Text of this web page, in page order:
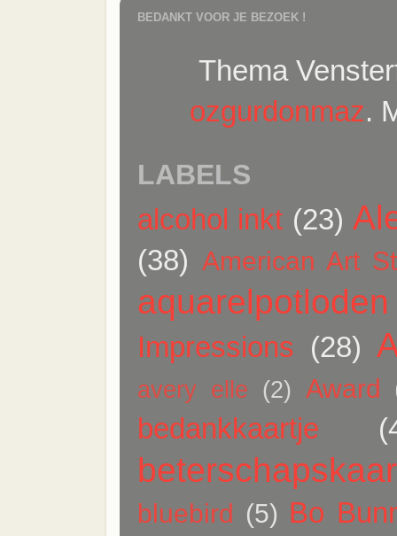
BEDANKT VOOR JE BEZOEK !
Thema
ozgurdonmaz.
LABELS
alcohol inkt (23)
(38) American Art
aquarelpotloden
Impressions (28)
avery elle (2) Award
bedankkaartje
bluebird (5) Bo